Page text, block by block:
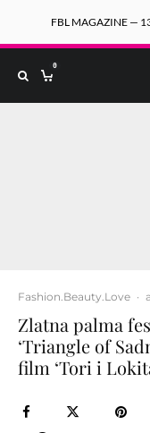
FBL MAGAZINE —
0
Fashion.Beauty.Love ·
Zlatna palma
‘Triangle of
film ‘Tori i